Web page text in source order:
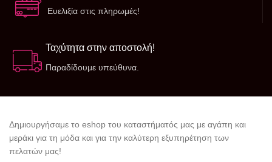
Ευελιξία στις πληρωμές!
Ταχύτητα στην αποστολή!
Παραδίδουμε υπεύθυνα.
Δημιουργήσαμε το eshop του καταστήματός μας με αγάπη και
μεράκι για τη μόδα και για την καλύτερη εξυπηρέτηση των
πελατών μας!